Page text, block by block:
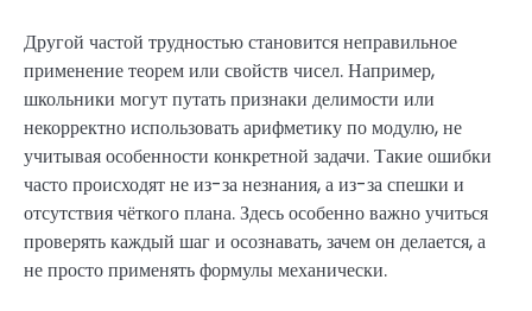
Другой частой трудностью становится неправильное
применение теорем или свойств чисел. Например,
школьники могут путать признаки делимости или
некорректно использовать арифметику по модулю, не
учитывая особенности конкретной задачи. Такие ошибки
часто происходят не из-за незнания, а из-за спешки и
отсутствия чёткого плана. Здесь особенно важно учиться
проверять каждый шаг и осознавать, зачем он делается, а
не просто применять формулы механически.